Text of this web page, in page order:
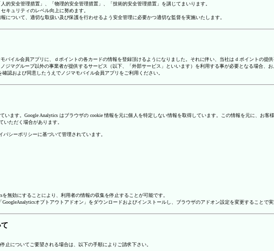
安全管理措置」、「物理的安全管理措置」、「技術的安全管理措置」を講じてまいります。
キュリティのレベル向上に努めます。
ついて、適切な取扱い及び保護を行わせるよう安全管理に必要かつ適切な監督を実施いたします。
バイル会員アプリに、ｄポイントの各カードの情報を登録頂けるようになりました。それに伴い、当社は d ポイントの提
マグループ以外の事業者が提供するサービス（以下、「外部サービス」といいます）を利用する事が必要となる場合、
認および同意したうえでノジマモバイル会員アプリをご利用ください。
います。Google Analytics はブラウザの cookie 情報を元に個人を特定しない情報を取得しています。この情報を元に、お
いただく場合があります。
バシーポリシーに基づいて管理されています。
無効にすることにより、利用者の情報の収集を停止することが可能です。
オプトアウトアドオン」をダウンロードおよびインストールし、ブラウザのアドオン設定を変更することで実
についてご要望される場合は、以下の手順によりご請求下さい。